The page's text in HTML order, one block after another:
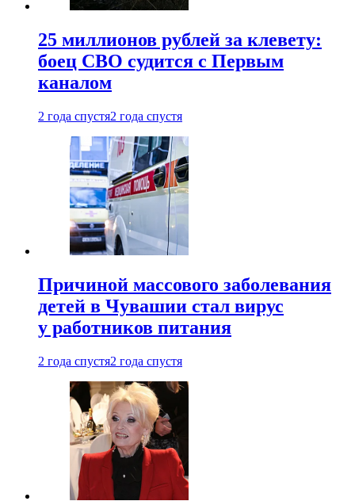
25 миллионов рублей за клевету:
боец СВО судится с Первым
каналом
2 года спустя2 года спустя
Причиной массового заболевания
детей в Чувашии стал вирус
у работников питания
2 года спустя2 года спустя